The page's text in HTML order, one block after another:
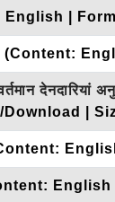
|
(Content:
देनदारियां
|
English